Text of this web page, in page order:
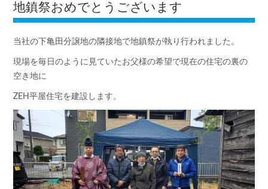
地鎮祭おめでとうございます
当社の下亀田分譲地の隣接地で地鎮祭が執り行われました。
現場を毎日のように見ていたお父様の希望で現在の住宅の裏の
空き地に
ZEH平屋住宅を建設します。